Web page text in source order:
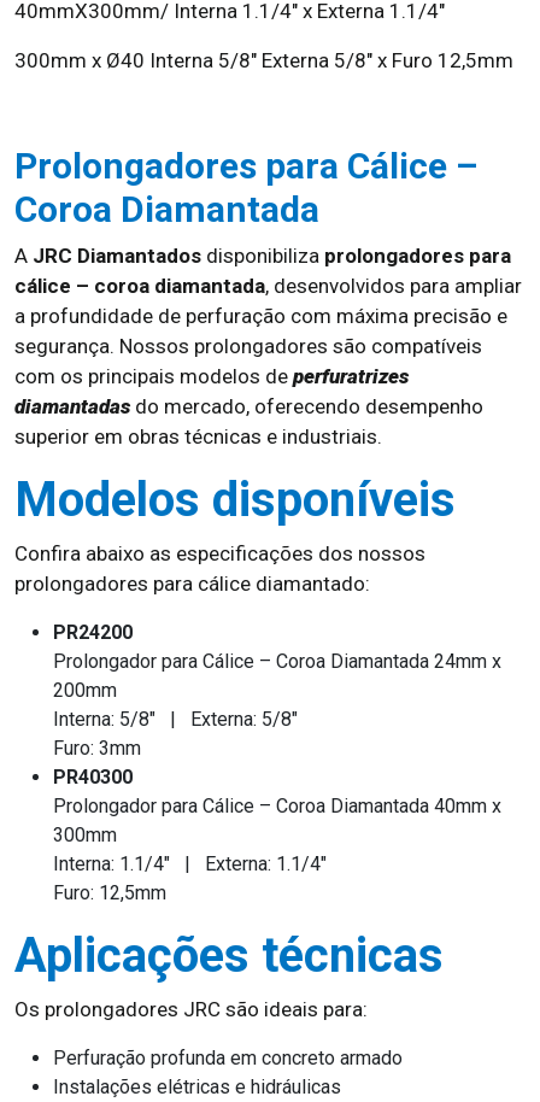
40mmX300mm/ Interna 1.1/4" x Externa 1.1/4"
300mm x Ø40 Interna 5/8" Externa 5/8" x Furo 12,5mm
Prolongadores para Cálice –
Coroa Diamantada
A JRC Diamantados disponibiliza prolongadores para
cálice – coroa diamantada, desenvolvidos para ampliar
a profundidade de perfuração com máxima precisão e
segurança. Nossos prolongadores são compatíveis
com os principais modelos de perfuratrizes
diamantadas do mercado, oferecendo desempenho
superior em obras técnicas e industriais.
Modelos disponíveis
Confira abaixo as especificações dos nossos
prolongadores para cálice diamantado:
PR24200
Prolongador para Cálice – Coroa Diamantada 24mm x
200mm
Interna: 5/8" | Externa: 5/8"
Furo: 3mm
PR40300
Prolongador para Cálice – Coroa Diamantada 40mm x
300mm
Interna: 1.1/4" | Externa: 1.1/4"
Furo: 12,5mm
Aplicações técnicas
Os prolongadores JRC são ideais para:
Perfuração profunda em concreto armado
Instalações elétricas e hidráulicas